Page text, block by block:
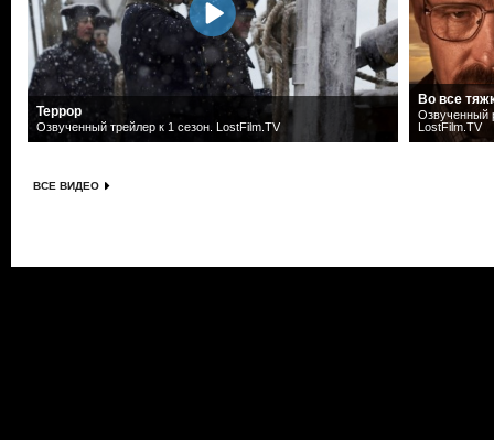
Террор
Озвученный трейлер к 1 сезон. LostFilm.TV
Во все
Озвученный
LostFilm.TV
ВСЕ ВИДЕО